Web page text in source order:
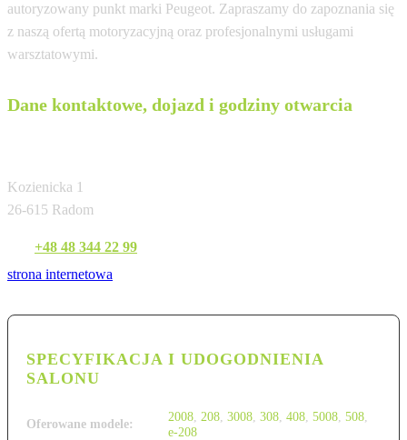
autoryzowany punkt marki Peugeot. Zapraszamy do zapoznania się
z naszą ofertą motoryzacyjną oraz profesjonalnymi usługami
warsztatowymi.
Dane kontaktowe, dojazd i godziny otwarcia
Kozienicka 1
26-615 Radom
+48 48 344 22 99
strona internetowa
SPECYFIKACJA I UDOGODNIENIA
SALONU
Oferowane modele: 2008 208 3008 308 408 5008 508
e-208